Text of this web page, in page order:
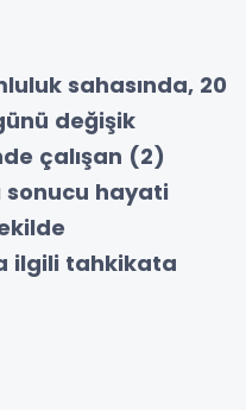
sahasında, 20
değişik
çalışan (2)
sonucu hayati
ilgili tahkikata